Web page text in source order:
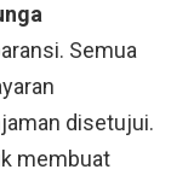
Semua
disetujui.
membuat